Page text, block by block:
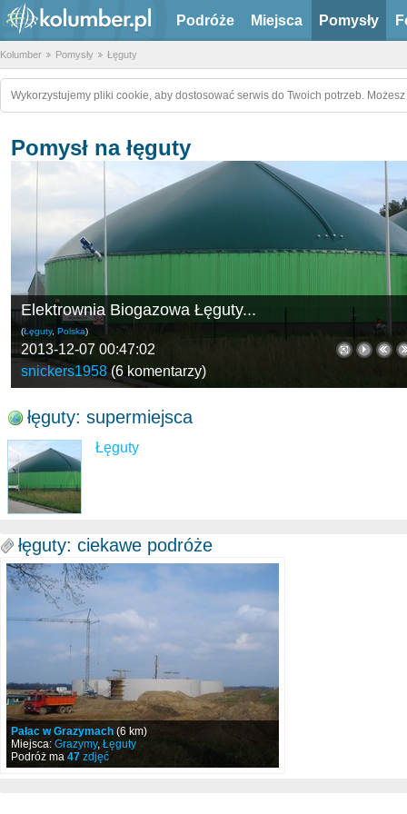
Podróże Miejsca Pomysły
Kolumber Pomysły Łęguty
Wykorzystujemy pliki cookie, aby dostosować serwis do Twoich potrzeb.
Pomysł na łęguty
Elektrownia Biogazowa Łęguty...
(Łęguty, Polska)
2013-12-07 00:47:02
snickers1958(6 komentarzy)
łęguty: supermiejsca
Łęguty
łęguty: ciekawe podróże
Pałac w Grazymach (6 km)
Miejsca: Grazymy, Łęguty
Podróż ma 47 zdjęć